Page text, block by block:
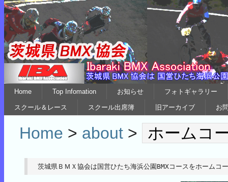
Home Top Infomation お知らせ フォトギャラリー
スクール＆レース スクール出席簿 旧アーカイブ お
Home > about > ホームコ
茨城県ＢＭＸ協会は国営ひたち海浜公園BMXコースをホームコ